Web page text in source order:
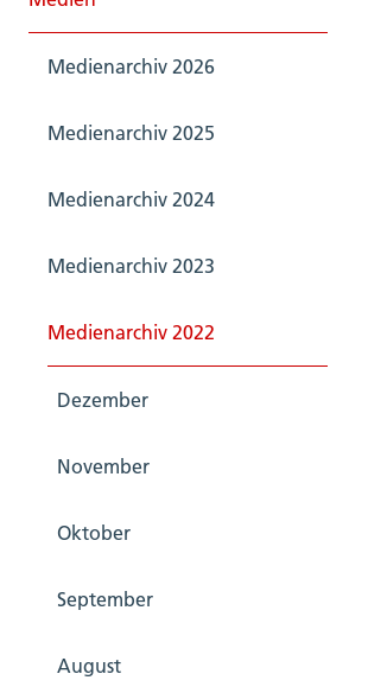
Medienarchiv 2026
Medienarchiv 2025
Medienarchiv 2024
Medienarchiv 2023
Medienarchiv 2022
Dezember
November
Oktober
September
August